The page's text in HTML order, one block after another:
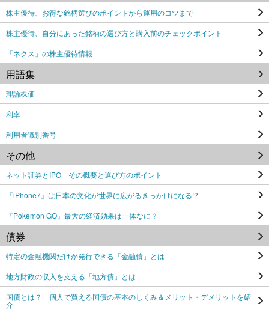
株主優待、お得な銘柄選びのポイントから運用のコツまで
株主優待、自分にあった銘柄の選び方と購入前のチェックポイント
「ネクス」の株主優待情報
用語集
理論株価
利率
利用者識別番号
その他
ネット証券とIPO その概要と選び方のポイント
『iPhone7』は日本の文化が世界に広がるきっかけになる!?
『Pokemon GO』最大の経済効果は一体なに？
債券
特定の金融機関だけが発行できる「金融債」とは
地方財政の収入を支える「地方債」とは
国債とは？ 個人で買える国債の基本のしくみ＆メリット・デメリットを紹
介